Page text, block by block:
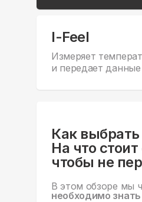
I-Feel
Измеряет
и передает
Как
На что
чтобы не
В этом обзоре мы
необходимо